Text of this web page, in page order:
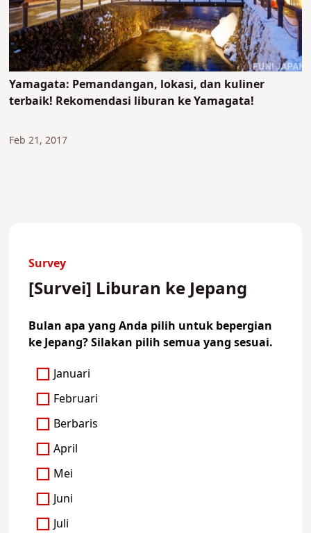
Yamagata: Pemandangan, lokasi, dan kuliner
terbaik! Rekomendasi liburan ke Yamagata!
Feb 21, 2017
Survey
[Survei] Liburan ke Jepang
Bulan apa yang Anda pilih untuk bepergian
ke Jepang? Silakan pilih semua yang sesuai.
Januari
Februari
Berbaris
April
Mei
Juni
Juli